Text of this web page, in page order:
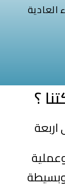
العادية